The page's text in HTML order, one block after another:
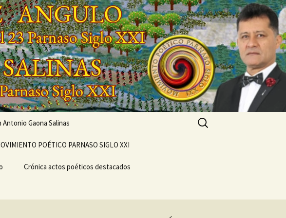
POEMARIO «POETA
Gaona Salinas
POÉTICO PARNASO SIGLO XXI
ULTRABARDISMO
Crónica actos poéticos destacados
Buscar: